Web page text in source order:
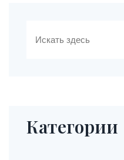
Категории